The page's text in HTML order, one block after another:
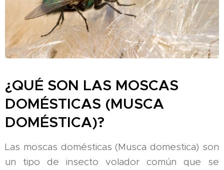
¿QUÉ SON LAS MOSCAS
DOMÉSTICAS (MUSCA
DOMÉSTICA)?
Las moscas domésticas (Musca domestica) son
un tipo de insecto volador común que se